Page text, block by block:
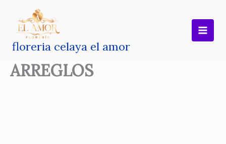
contenido
floreria celaya el amor
ARREGLOS